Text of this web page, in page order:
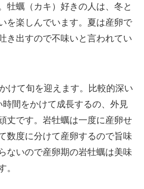
牡蠣（カキ）好きの人は、冬と
を楽しんでいます。夏は産卵で
き出すので不味いと言われてい
けて旬を迎えます。比較的深い
間をかけて成長するの、外見
丈です。岩牡蠣は一度に産卵せ
数度に分けて産卵するので旨味
ないので産卵期の岩牡蠣は美味
。